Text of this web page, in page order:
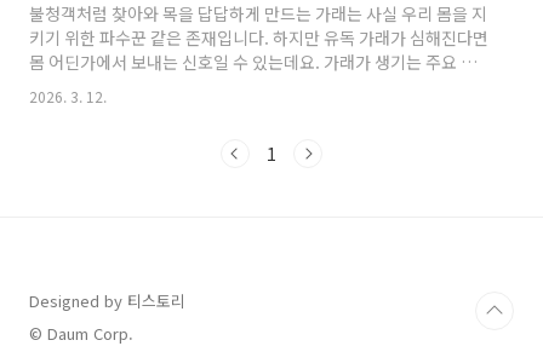
불청객처럼 찾아와 목을 답답하게 만드는 가래는 사실 우리 몸을 지
키기 위한 파수꾼 같은 존재입니다. 하지만 유독 가래가 심해진다면
몸 어딘가에서 보내는 신호일 수 있는데요. 가래가 생기는 주요 원
인과 상태별 의심 질환을 블로그 지침에 맞춰 상세히 풀어드리겠습
니다.가래가 생기는 원인 우리 몸의 방어 기제, 가래는 왜 생길까요?
우리 목과 기관지에서는 조금씩 분비물이 나와 점막을 촉촉하게 유
2026. 3. 12.
1
Designed by 티스토리
© Daum Corp.